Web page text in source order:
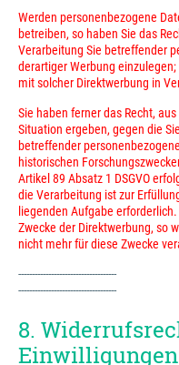
Werden personenbezogene
betreiben, so haben Sie das
Verarbeitung Sie betreffender
derartiger Werbung
mit solcher Direktwerbung in
Sie haben ferner das Recht,
Situation ergeben, gegen die
betreffender
historischen
Artikel 89 Absatz 1 DSGVO
die Verarbeitung ist zur
liegenden Aufgabe
Zwecke der Direktwerbung, so
nicht mehr für diese Zwecke
------------------------------------
------------------------------------
8.
Einwilligungen